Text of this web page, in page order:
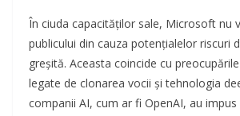
În ciuda capacităților sale, Microsoft nu
publicului din cauza potențialelor riscuri
greșită. Aceasta coincide cu
legate de clonarea vocii și tehnologia
companii AI, cum ar fi OpenAI, au